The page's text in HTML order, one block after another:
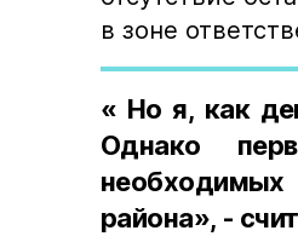
в зоне
« Но я, как
Однако
района», -